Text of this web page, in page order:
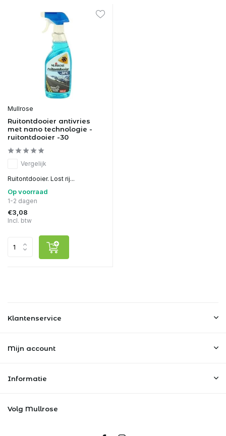
Mullrose
Ruitontdooier antivries
met nano technologie -
ruitontdooier -30
Vergelijk
Ruitontdooier. Lost rij...
Op voorraad
1-2 dagen
€3,08
Incl. btw
Klantenservice
Mijn account
Informatie
Volg Mullrose